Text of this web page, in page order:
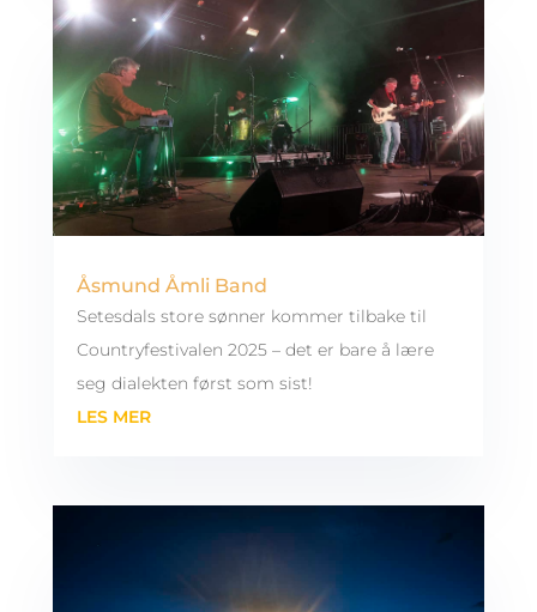
Åsmund Åmli Band
Setesdals store sønner kommer tilbake til
Countryfestivalen 2025 – det er bare å lære
seg dialekten først som sist!
LES MER